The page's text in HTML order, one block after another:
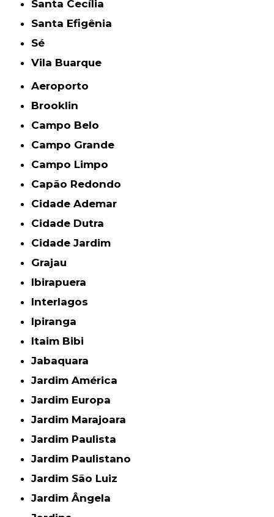
Santa Cecília
Santa Efigênia
Sé
Vila Buarque
Aeroporto
Brooklin
Campo Belo
Campo Grande
Campo Limpo
Capão Redondo
Cidade Ademar
Cidade Dutra
Cidade Jardim
Grajau
Ibirapuera
Interlagos
Ipiranga
Itaim Bibi
Jabaquara
Jardim América
Jardim Europa
Jardim Marajoara
Jardim Paulista
Jardim Paulistano
Jardim São Luiz
Jardim Ângela